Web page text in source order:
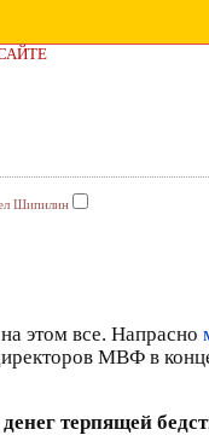
Шипилин
этом все. Напрасно
МВФ в
терпящей